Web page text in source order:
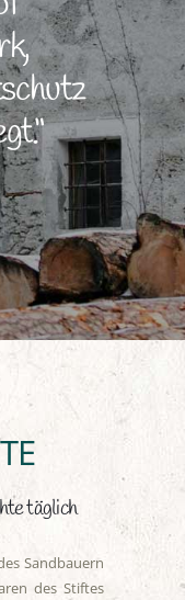
täglich
Sandbauern
des Stiftes